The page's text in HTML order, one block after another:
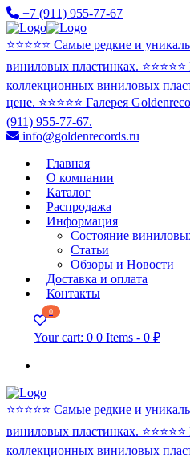
+7 (911) 955-77-67
⭐️⭐️⭐️⭐️⭐️ Самые редкие и
виниловых пластинках.
коллекционных виниловых
цене. ⭐️⭐️⭐️⭐️⭐️ Галерея
(911) 955-77-67.
info@goldenrecords.ru
Главная
О компании
Каталог
Распродажа
Информация
Состояние
Статьи
Обзоры и Новости
Доставка и оплата
Контакты
0
Your cart: 0 0 Items - 0 ₽
⭐️⭐️⭐️⭐️⭐️ Самые редкие и
виниловых пластинках.
коллекционных виниловых